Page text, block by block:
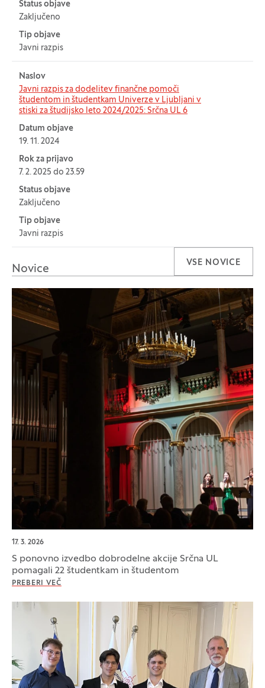
Status objave
Zaključeno
Tip objave
Javni razpis
Naslov
Javni razpis za dodelitev finančne pomoči
študentom in študentkam Univerze v Ljubljani v
stiski za študijsko leto 2024/2025: Srčna UL 6
Datum objave
19. 11. 2024
Rok za prijavo
7. 2. 2025 do 23.59
Status objave
Zaključeno
Tip objave
Javni razpis
Novice
VSE NOVICE
17. 3. 2026
S ponovno izvedbo dobrodelne akcije Srčna UL
pomagali 22 študentkam in študentom
PREBERI VEČ